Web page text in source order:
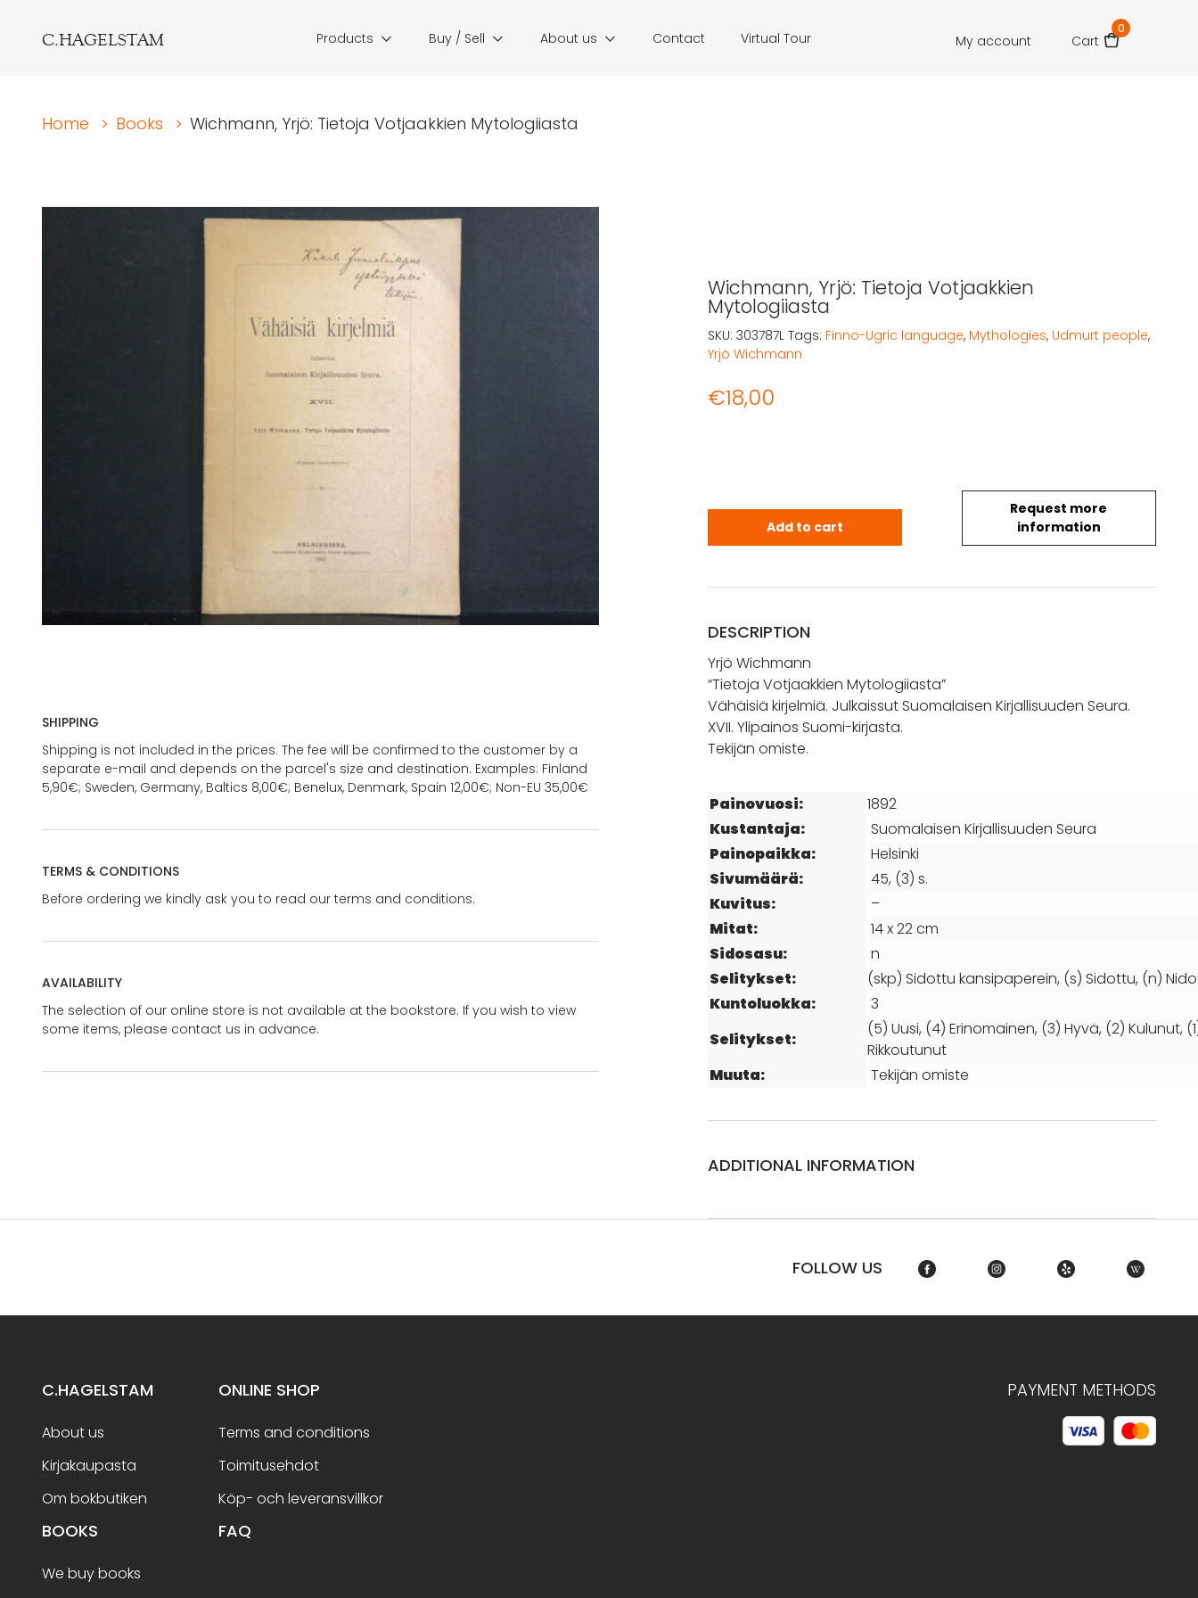
C.HAGELSTAM Products Buy / Sell About us Contact Virtual Tour My account Cart
0
Home > Books > Wichmann, Yrjö: Tietoja Votjaakkien Mytologiiasta
SHIPPING
Shipping is not included in the prices. The fee will be confirmed to the customer by a
separate e-mail and depends on the parcel's size and destination. Examples: Finland
5,90€; Sweden, Germany, Baltics 8,00€; Benelux, Denmark, Spain 12,00€; Non-EU 35,00€
TERMS & CONDITIONS
Before ordering we kindly ask you to read our terms and conditions.
AVAILABILITY
The selection of our online store is not available at the bookstore. If you wish to view
some items, please contact us in advance.
Wichmann, Yrjö: Tietoja Votjaakkien
Mytologiiasta
€18,00
Request more
information
Wichmann, Yrjö: Tietoja Votjaakkien Mytologiiasta quantity
Add to cart
SKU: 303787L Tags: Finno-Ugric language, Mythologies, Udmurt people,
Yrjö Wichmann
DESCRIPTION
Yrjö Wichmann
“Tietoja Votjaakkien Mytologiiasta”
Vähäisiä kirjelmiä. Julkaissut Suomalaisen Kirjallisuuden Seura.
XVII. Ylipainos Suomi-kirjasta.
Tekijän omiste.
Painovuosi:
1892
Kustantaja:
Suomalaisen Kirjallisuuden Seura
Painopaikka:
Helsinki
Sivumäärä:
45, (3) s.
Kuvitus:
–
Mitat:
14 x 22 cm
Sidosasu:
n
Selitykset:
(skp) Sidottu kansipaperein, (s) Sidottu, (n)
Kuntoluokka:
3
Selitykset:
(5) Uusi, (4) Erinomainen, (3) Hyvä, (2) Kulunut,
Rikkoutunut
Muuta:
Tekijän omiste
ADDITIONAL INFORMATION
FOLLOW US
C.HAGELSTAM
About us
Kirjakaupasta
Om bokbutiken
ONLINE SHOP
Terms and conditions
Toimitusehdot
Köp- och leveransvillkor
BOOKS
We buy books
FAQ
PAYMENT METHODS